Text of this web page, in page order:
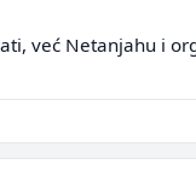
već Netanjahu i